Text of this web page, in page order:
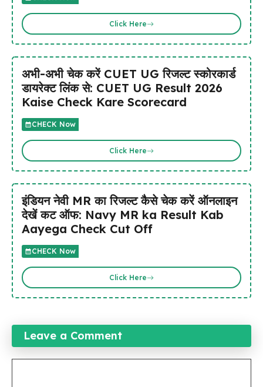
Click Here
अभी-अभी चेक करें CUET UG रिजल्ट स्कोरकार्ड
डायरेक्ट लिंक से: CUET UG Result 2026
Kaise Check Kare Scorecard
CHECK Now
Click Here
इंडियन नेवी MR का रिजल्ट कैसे चेक करें ऑनलाइन
देखें कट ऑफ: Navy MR ka Result Kab
Aayega Check Cut Off
CHECK Now
Click Here
Leave a Comment